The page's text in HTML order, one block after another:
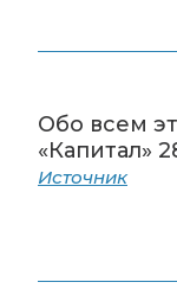
Обо всем
«Капитал»
Источник